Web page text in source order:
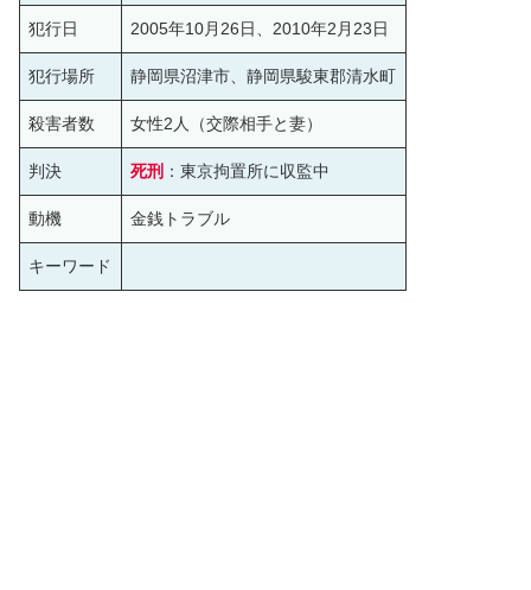
犯行日 2005年10月26日、2010年2月23日
犯行場所 静岡県沼津市、静岡県駿東郡清水町
殺害者数 女性2人（交際相手と妻）
判決 死刑 ：東京拘置所に収監中
動機 金銭トラブル
キーワード